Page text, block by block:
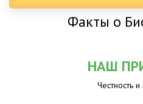
Факты о
НАШ
Честность и